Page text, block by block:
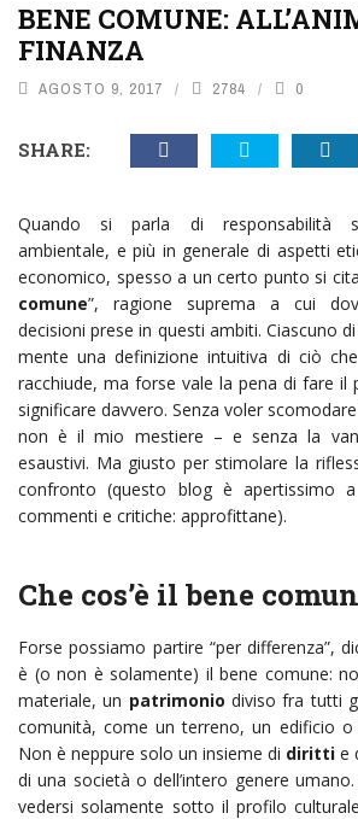
BENE COMUNE:
FINANZA
AGOSTO 9, 2017 2784 0
SHARE:
Quando si parla di responsabilità
ambientale, e più in generale di aspetti
economico, spesso a un certo punto si
comune”, ragione suprema a cui
decisioni prese in questi ambiti. Ciascuno
mente una definizione intuitiva di ciò
racchiude, ma forse vale la pena di fare il
significare davvero. Senza voler
non è il mio mestiere – e senza la
esaustivi. Ma giusto per stimolare la
confronto (questo blog è apertissimo a
commenti e critiche: approfittane).
Che cos’è il bene
Forse possiamo partire “per differenza”,
è (o non è solamente) il bene comune:
materiale, un patrimonio diviso fra tutti
comunità, come un terreno, un edificio o
Non è neppure solo un insieme di diritti e
di una società o dell’intero genere
vedersi solamente sotto il profilo